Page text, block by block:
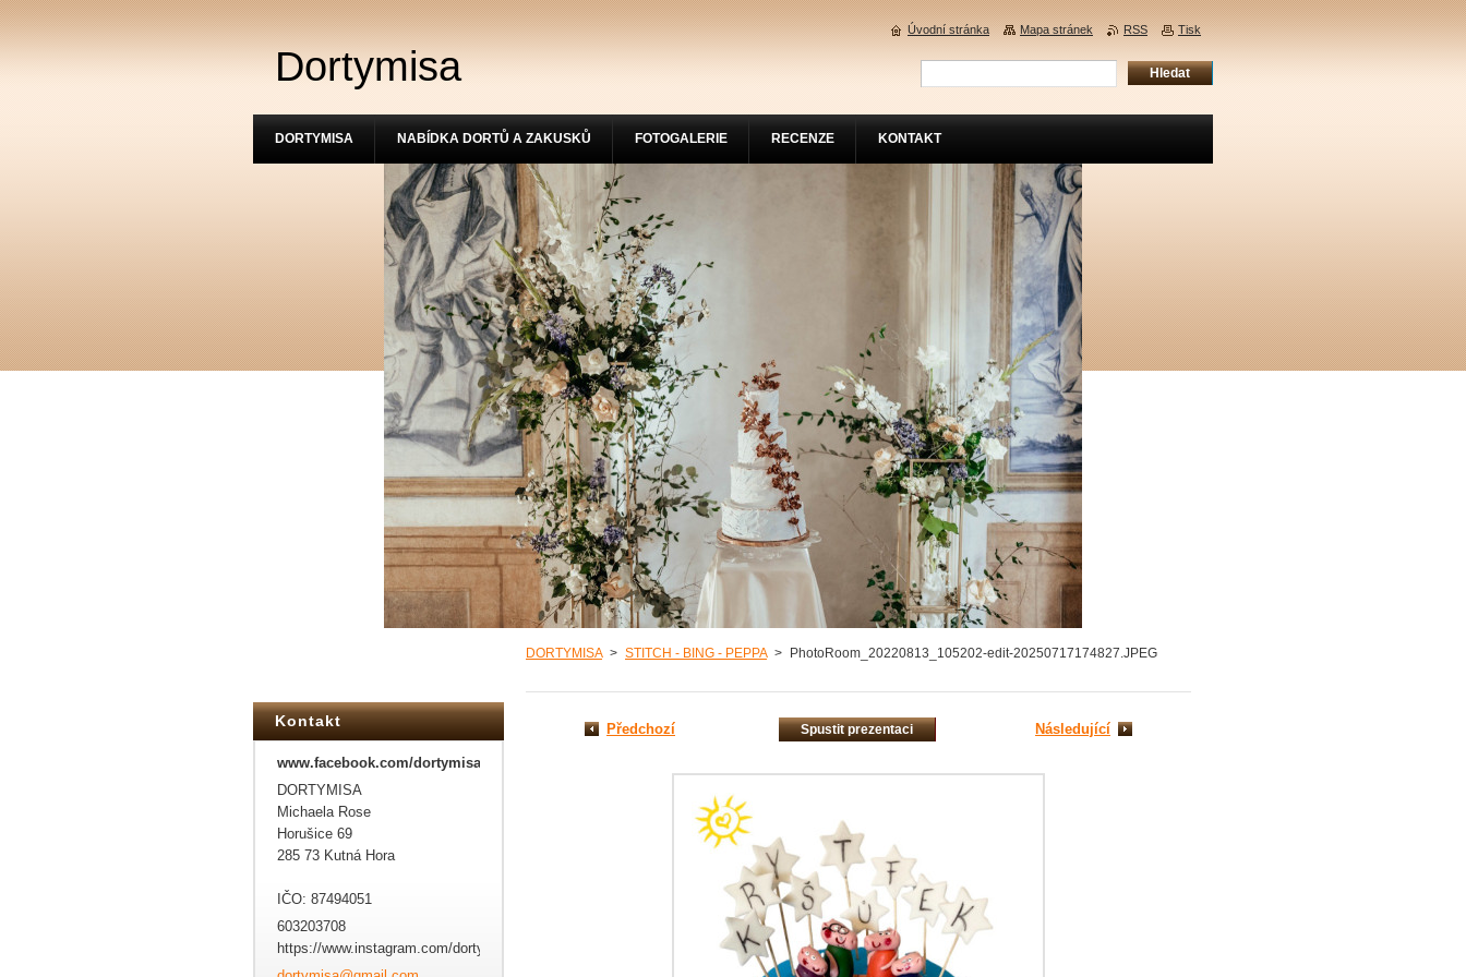
Dortymisa
DORTYMISA > STITCH - BING - PEPPA > PhotoRoom_20220813_105202-edit-20250717174827.JPEG
Předchozí Spustit prezentaci Následující
Kontakt
www.facebook.com/dortymisa
DORTYMISA
Michaela Rose
Horušice 69
285 73 Kutná Hora
IČO: 87494051
603203708
https://www.instagram.com/dortymisa/
DORTYMISA NABÍDKA DORTŮ A ZAKUSKŮ FOTOGALERIE RECENZE KONTAKT
Úvodní stránka Mapa stránek RSS Tisk